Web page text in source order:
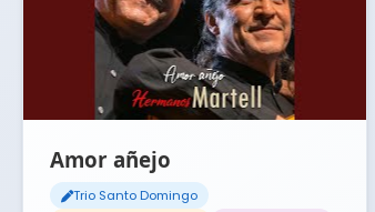
Amor añejo
Trio Santo Domingo